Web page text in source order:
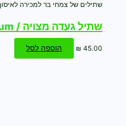
שתילים של צמחי בר למכירה
שתיל געדה מצויה / Teucrium capitatum
₪ 45.00 הוספה לסל